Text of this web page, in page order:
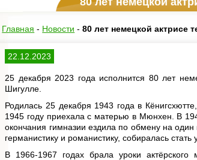
Главная - Новости -80 лет немецкой актрисе
22.12.2023
25 декабря 2023 года исполнится 80 лет
Шигулле.
Родилась 25 декабря 1943 года в
1945 году приехала с матерью в Мюнхен. В
окончания гимназии ездила по обмену на
германистику и романистику, собиралась стать
В 1966-1967 годах брала уроки